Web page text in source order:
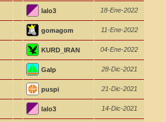
lalo3 18-Ene-2022
gomagom 11-Ene-2022
KURD_IRAN 04-Ene-2022
Galp 28-Dic-2021
puspi 21-Dic-2021
lalo3 14-Dic-2021